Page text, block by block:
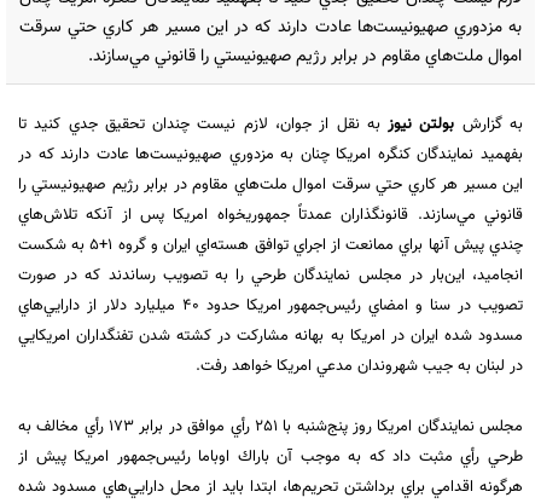
به مزدوري صهيونيست‌ها عادت دارند كه در اين مسير هر ‏كاري حتي سرقت
اموال ملت‌هاي مقاوم در برابر رژيم صهيونيستي را قانوني مي‌سازند.
به گزارش بولتن نیوزبه نقل از جوان، لازم نيست چندان تحقيق جدي كنيد تا
بفهميد نمايندگان كنگره امريكا چنان به مزدوري صهيونيست‌ها عادت دارند كه در
اين مسير هر ‏كاري حتي سرقت اموال ملت‌هاي مقاوم در برابر رژيم صهيونيستي را
قانوني مي‌سازند. قانونگذاران عمدتاً جمهوريخواه امريكا ‏پس از آنكه تلاش‌هاي
چندي پيش آنها براي ممانعت از اجراي توافق هسته‌اي ‏ايران و گروه 1+5 به شكست
انجاميد، اين‌بار در مجلس ‏نمايندگان طرحي را به تصويب رساندند كه در صورت
تصويب در سنا و امضاي رئيس‌جمهور امريكا حدود 40 ميليارد دلار از دارايي‌‌هاي
مسدود شده ايران در امريكا به بهانه مشاركت در كشته شدن تفنگداران امريكايي
در لبنان به جيب شهروندان مدعي ‌امريكا خواهد رفت. ‏
مجلس نمايندگان امريكا روز پنج‌شنبه با 251 رأي موافق در برابر 173 رأي مخالف به
طرحي رأي ‏مثبت داد كه به موجب آن باراك ‏اوباما رئيس‌جمهور امريكا پيش از
هرگونه اقدامي براي برداشتن ‏تحريم‌ها، ابتدا بايد از محل دارايي‌هاي مسدود شده